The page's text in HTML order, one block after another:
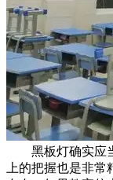
黑板灯确实应当
上的把握也是非